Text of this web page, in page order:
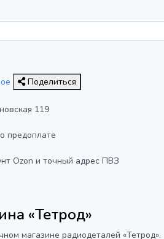
Поделиться
119
предоплате
Ozon и точный адрес ПВЗ
«Тетрод»
магазине радиодеталей «Тетрод».